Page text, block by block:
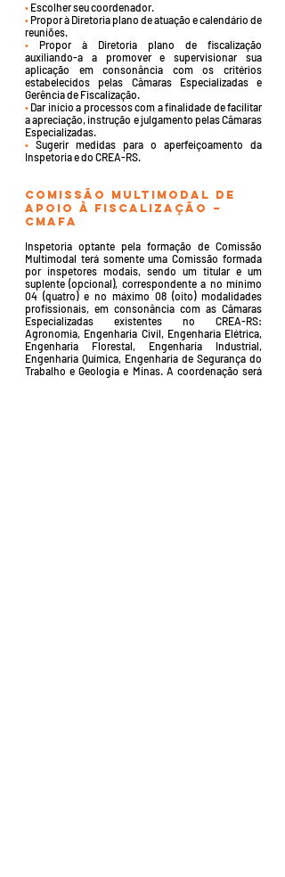
• Escolher seu coordenador.
•Propor à Diretoria plano de atuação e calendário de
reuniões.
• Propor à Diretoria plano de fiscalização
auxiliando-a a promover e supervisionar sua
aplicação em consonância com os critérios
estabelecidos pelas Câmaras Especializadas e
Gerência de Fiscalização.
• Dar início a processos com a finalidade de facilitar
a apreciação, instrução e julgamento pelas Câmaras
Especializadas.
• Sugerir medidas para o aperfeiçoamento da
Inspetoria e do CREA-RS.
COMISSÃO MULTIMODAL DE
APOIO À FISCALIZAÇÃO –
CMAFA
Inspetoria optante pela formação de Comissão
Multimodal terá somente uma Comissão formada
por inspetores modais, sendo um titular e um
suplente (opcional), correspondente a no mínimo
04 (quatro) e no máximo 08 (oito) modalidades
profissionais, em consonância com as Câmaras
Especializadas existentes no CREA-RS:
Agronomia, Engenharia Civil, Engenharia Elétrica,
Engenharia Florestal, Engenharia Industrial,
Engenharia Química, Engenharia de Segurança do
Trabalho e Geologia e Minas. A coordenação será